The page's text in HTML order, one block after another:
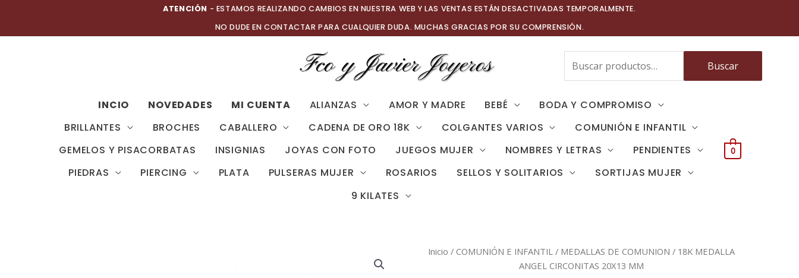
contenido
ATENCIÓN - ESTAMOS REALIZANDO CAMBIOS EN NUESTRA WEB Y LAS VENTAS ESTÁN DESACTIVADAS TEMPORALMENTE.
NO DUDE EN CONTACTAR PARA CUALQUIER DUDA. MUCHAS GRACIAS POR SU COMPRENSIÓN.
Buscar
por:
Buscar
INCIO NOVEDADES MI CUENTA ALIANZAS AMOR Y MADRE BEBÉ
BODA Y COMPROMISO
BRILLANTES
BROCHES CABALLERO CADENA DE ORO 18K COLGANTES VARIOS
COMUNIÓN E INFANTIL
GEMELOS Y PISACORBATAS
INSIGNIAS JOYAS CON FOTO JUEGOS MUJER NOMBRES Y LETRAS
PENDIENTES
PIEDRAS
PIERCING PLATA PULSERAS MUJER ROSARIOS SELLOS Y SOLITARIOS
SORTIJAS MUJER
9 KILATES
0
Inicio / COMUNIÓN E INFANTIL / MEDALLAS DE COMUNION / 18K MEDALLA
ANGEL CIRCONITAS 20X13 MM